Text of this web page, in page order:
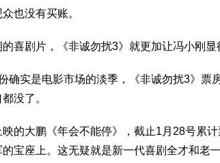
也没有买账。
喜剧片，《非诚勿扰3》就更加让冯小刚显
确实是电影市场的淡季，《非诚勿扰3》票
没了。
映的大鹏《年会不能停》，截止1月28号累
的宝座上。这无疑就是新一代喜剧全才和老